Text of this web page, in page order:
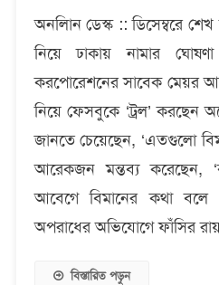
‎অনলািন ডেস্ক :: ডিসেম্বরে শেখ
নিয়ে ঢাকায় নামার
করপোরেশনের সাবেক মেয়র
নিয়ে ফেসবুকে ‘ট্রল’
জানতে চেয়েছেন, ‘এতগুলো
আরেকজন মন্তব্য করেছেন,
আবেগে বিমানের কথা বলে
অপরাধের অভিযোগে ফাঁসির
বিস্তারিত পড়ুন